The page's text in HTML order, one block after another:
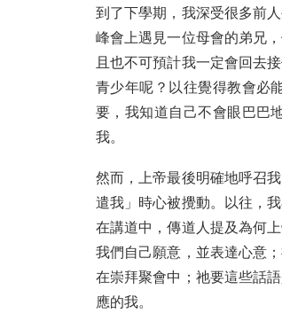
到了下學期，我深受很多前
峰會上遇見一位母會的弟兄
且也不可預計我一定會回去
青少年呢？以往覺得教會必
要，我知道自己不會眼巴巴
我。
然而，上帝最後明確地呼召
遣我」時心被攪動。以往，
在講道中，傳道人提及為何
我們自己願意，並表達心意
在崇拜聚會中；祂要這些話
應的我。